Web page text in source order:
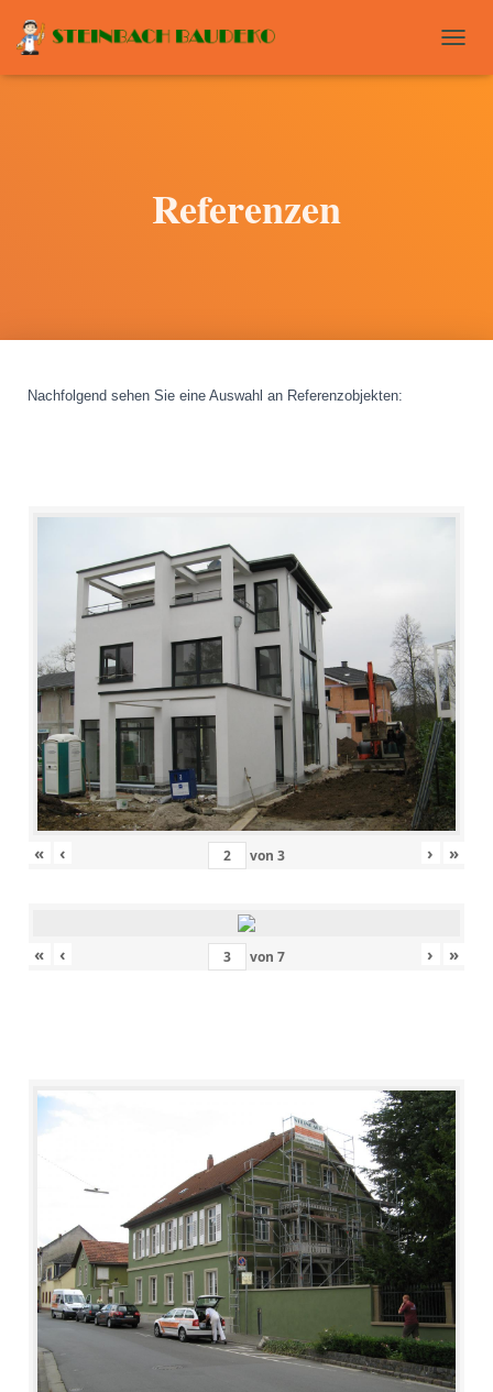
O
Referenzen
Nachfolgend sehen Sie eine Auswahl an Referenzobjekten:
« ‹ von 3 › »
« ‹ von 7 › »